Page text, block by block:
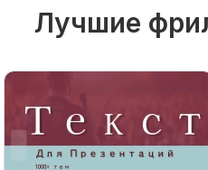
Лучшие